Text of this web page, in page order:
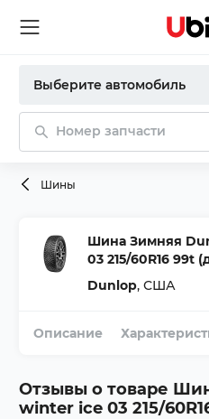
Выберите автомобиль
Номер запчасти
Шины
Шина Зимняя
03 215/60R16 99t
Dunlop, США
Описание
Отзывы о товаре
winter ice 03 215/